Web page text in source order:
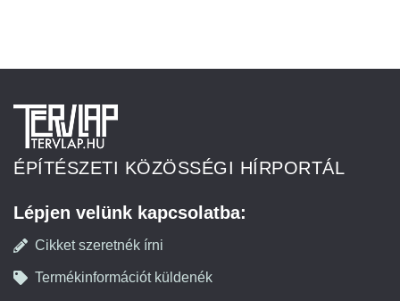
ÉPÍTÉSZETI KÖZÖSSÉGI HÍRPORTÁL
Lépjen velünk kapcsolatba:
Cikket szeretnék írni
Termékinformációt küldenék